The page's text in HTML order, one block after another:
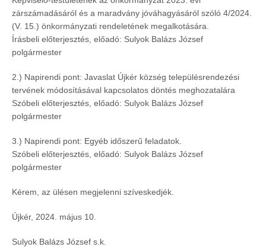
zárszámadásáról és a maradvány jóváhagyásáról szóló 4/2024.
(V. 15.) önkormányzati rendeletének megalkotására.
Írásbeli előterjesztés, előadó: Sulyok Balázs József
polgármester
2.) Napirendi pont: Javaslat Újkér község településrendezési
tervének módosításával kapcsolatos döntés meghozatalára
Szóbeli előterjesztés, előadó: Sulyok Balázs József
polgármester
3.) Napirendi pont: Egyéb időszerű feladatok.
Szóbeli előterjesztés, előadó: Sulyok Balázs József
polgármester
Kérem, az ülésen megjelenni szíveskedjék.
Újkér, 2024. május 10.
Sulyok Balázs József s.k.